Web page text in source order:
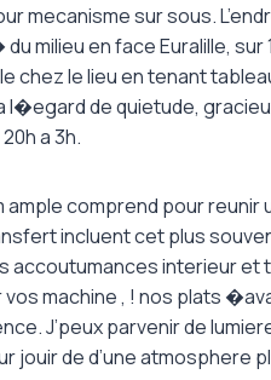
mecanisme sur sous.
milieu en face Euralille,
chez le lieu en tenant
l�egard de quietude,
a 3h.
ample comprend pour
incluent cet plus
accoutumances interieur
machine , ! nos plats
J’peux parvenir de
jouir de d’une atmosphere